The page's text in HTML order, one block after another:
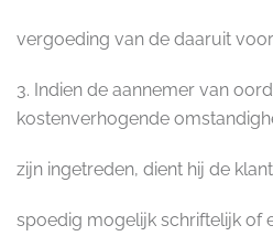
vergoeding van de daaruit
3. Indien de aannemer van
kostenverhogende
zijn ingetreden, dient hij de
spoedig mogelijk schriftelijk of